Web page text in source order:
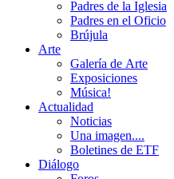
Padres de la Iglesia
Padres en el Oficio
Brújula
Arte
Galería de Arte
Exposiciones
Música!
Actualidad
Noticias
Una imagen....
Boletines de ETF
Diálogo